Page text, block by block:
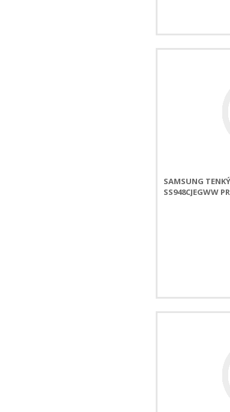
SAMSUNG
SS948CJEGWW